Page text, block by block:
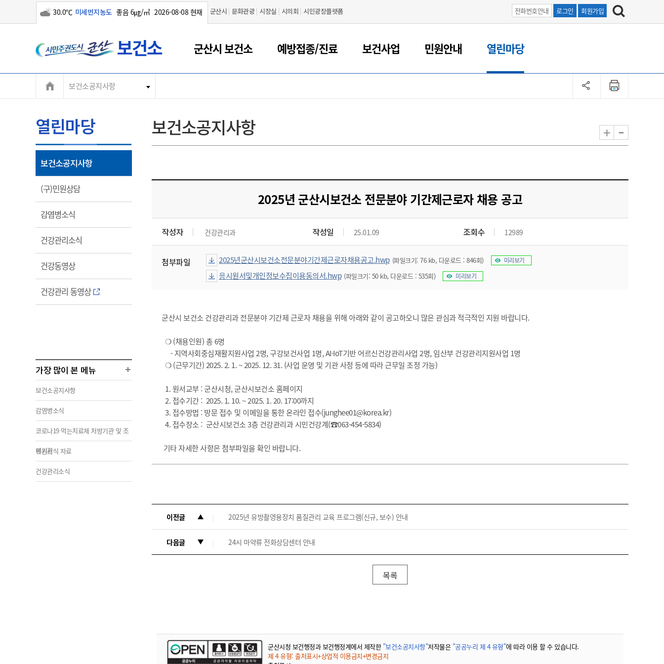
30.0℃ 미세먼지농도 좋음 6㎍/㎥ 2026-08-08 현재 군산시 문화관광 시장실 시의회 시민광장플랫폼 전화번호안내 로그인 회원가입
산
시
군산시 보건소 예방접종/진료 보건사업 민원안내 열린마당
보건소공지사항
열린마당
보건소공지사항열
림
(구)민원상담열
림
감염병소식
림
건강관리소식
림
건강동영상열
림
건강관리 동영상열
림
가장 많이 본 메뉴
보건소공지사항
감염병소식
코로나19 먹는치료제 처방기관 및 조
제기관
민원서식 자료
건강관리소식
보건소공지사항 + -
2025년 군산시보건소 전문분야 기간제근로자 채용 공고
작성자 건강관리과 작성일 25.01.09 조회수 12989
첨부파일 2025년군산시보건소전문분야기간제근로자채용공고.hwp (파일크기: 76 kb, 다운로드 : 846회) 미리보기
응시원서및개인정보수집이용동의서.hwp (파일크기: 50 kb, 다운로드 : 535회) 미리보기
군산시 보건소 건강관리과 전문분야 기간제 근로자 채용을 위해 아래와 같이 공고하오니 많은 관심과 적극적인 지원 바랍니다.
❍ (채용인원) 총 6명
- 지역사회중심재활지원사업 2명, 구강보건사업 1명, AI·IoT기반 어르신건강관리사업 2명, 임산부 건강관리지원사업 1명
❍ (근무기간) 2025. 2. 1. ~ 2025. 12. 31. (사업 운영 및 기관 사정 등에 따라 근무일 조정 가능)
1. 원서교부 : 군산시청, 군산시보건소 홈페이지
2. 접수기간 : 2025. 1. 10. ~ 2025. 1. 20. 17:00까지
3. 접수방법 : 방문 접수 및 이메일을 통한 온라인 접수(junghee01@korea.kr)
4. 접수장소 : 군산시보건소 3층 건강관리과 시민건강계(☎063-454-5834)
기타 자세한 사항은 첨부파일을 확인 바랍니다.
이전글 2025년 유방촬영용장치 품질관리 교육 프로그램(신규, 보수) 안내
다음글 24시 마약류 전화상담센터 안내
목록
군산시청 보건행정과 보건행정계에서 제작한 "보건소공지사항"저작물은 "공공누리 제 4 유형"에 따라 이용 할 수 있습니다.
제 4 유형: 출처표시+상업적 이용금지+변경금지